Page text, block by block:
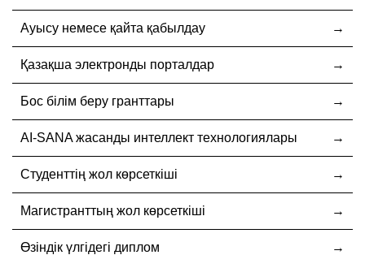
Ауысу немесе қайта қабылдау
Қазақша электронды порталдар
Бос білім беру гранттары
AI-SANA жасанды интеллект технологиялары
Студенттің жол көрсеткіші
Магистранттың жол көрсеткіші
Өзіндік үлгідегі диплом